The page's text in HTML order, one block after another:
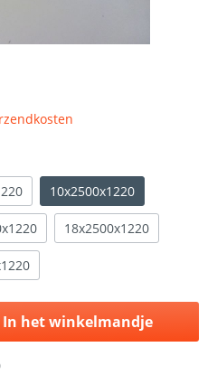
10x2500x1220
18x2500x1220
In het winkelmandje